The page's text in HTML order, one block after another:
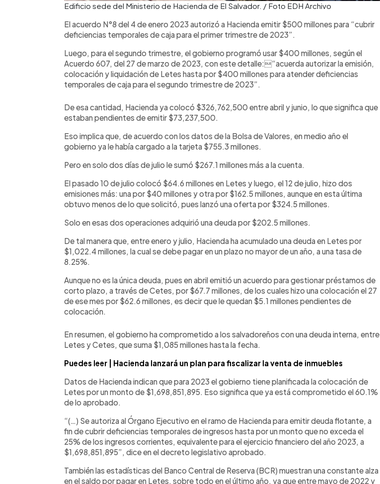
Edificio sede del Ministerio de Hacienda de El Salvador. / Foto EDH Archivo
El acuerdo N°8 del 4 de enero 2023 autorizó a Hacienda emitir $500 millones para “cubrir
deficiencias temporales de caja para el primer trimestre de 2023”.
Luego, para el segundo trimestre, el gobierno programó usar $400 millones, según el
Acuerdo 607, del 27 de marzo de 2023, con este detalle:“acuerda autorizar la emisión,
colocación y liquidación de Letes hasta por $400 millones para atender deficiencias
temporales de caja para el segundo trimestre de 2023”.
De esa cantidad, Hacienda ya colocó $326,762,500 entre abril y junio, lo que significa que
estaban pendientes de emitir $73,237,500.
Eso implica que, de acuerdo con los datos de la Bolsa de Valores, en medio año el
gobierno ya le había cargado a la tarjeta $755.3 millones.
Pero en solo dos días de julio le sumó $267.1 millones más a la cuenta.
El pasado 10 de julio colocó $64.6 millones en Letes y luego, el 12 de julio, hizo dos
emisiones más: una por $40 millones y otra por $162.5 millones, aunque en esta última
obtuvo menos de lo que solicitó, pues lanzó una oferta por $324.5 millones.
Solo en esas dos operaciones adquirió una deuda por $202.5 millones.
De tal manera que, entre enero y julio, Hacienda ha acumulado una deuda en Letes por
$1,022.4 millones, la cual se debe pagar en un plazo no mayor de un año, a una tasa de
8.25%.
Aunque no es la única deuda, pues en abril emitió un acuerdo para gestionar préstamos de
corto plazo, a través de Cetes, por $67.7 millones, de los cuales hizo una colocación el 27
de ese mes por $62.6 millones, es decir que le quedan $5.1 millones pendientes de
colocación.
En resumen, el gobierno ha comprometido a los salvadoreños con una deuda interna, entre
Letes y Cetes, que suma $1,085 millones hasta la fecha.
Puedes leer | Hacienda lanzará un plan para fiscalizar la venta de inmuebles
Datos de Hacienda indican que para 2023 el gobierno tiene planificada la colocación de
Letes por un monto de $1,698,851,895. Eso significa que ya está comprometido el 60.1%
de lo aprobado.
“(…) Se autoriza al Órgano Ejecutivo en el ramo de Hacienda para emitir deuda flotante, a
fin de cubrir deficiencias temporales de ingresos hasta por un monto que no exceda el
25% de los ingresos corrientes, equivalente para el ejercicio financiero del año 2023, a
$1,698,851,895”, dice en el decreto legislativo aprobado.
También las estadísticas del Banco Central de Reserva (BCR) muestran una constante alza
en el saldo por pagar en Letes, sobre todo en el último año, ya que entre mayo de 2022 y